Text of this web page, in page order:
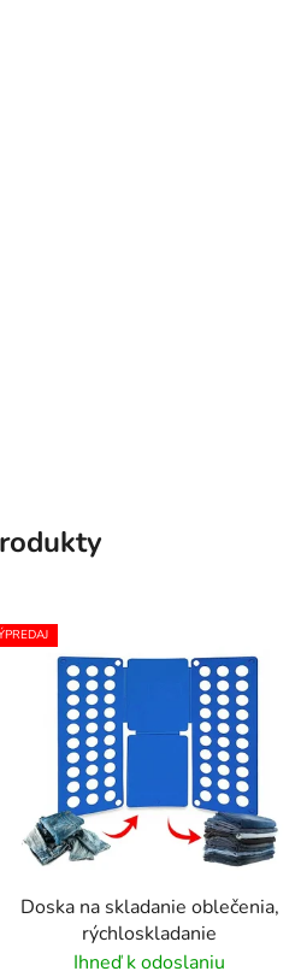
Doska na skladanie oblečenia,
rýchloskladanie
Ihneď k odoslaniu